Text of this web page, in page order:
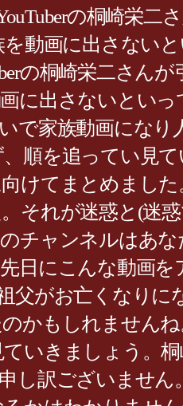
の桐崎栄二
動画に出さない
の桐崎栄二さん
に出さないとい
で家族動画になり
順を追ってい見て
けてまとめまし
それが迷惑と(迷
チャンネルはあ
日にこんな動画を
父がお亡くなりに
かもしれません
いきましょう。
し訳ございません